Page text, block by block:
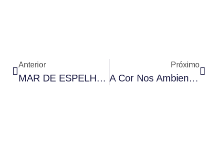
Anterior
MAR DE ESPELHOS
Próximo
A Cor Nos Ambientes